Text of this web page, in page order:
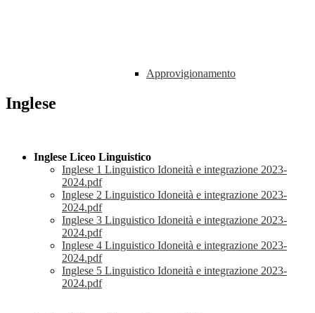
Approvigionamento
Inglese
Inglese Liceo Linguistico
Inglese 1 Linguistico Idoneità e integrazione 2023-
2024.pdf
Inglese 2 Linguistico Idoneità e integrazione 2023-
2024.pdf
Inglese 3 Linguistico Idoneità e integrazione 2023-
2024.pdf
Inglese 4 Linguistico Idoneità e integrazione 2023-
2024.pdf
Inglese 5 Linguistico Idoneità e integrazione 2023-
2024.pdf